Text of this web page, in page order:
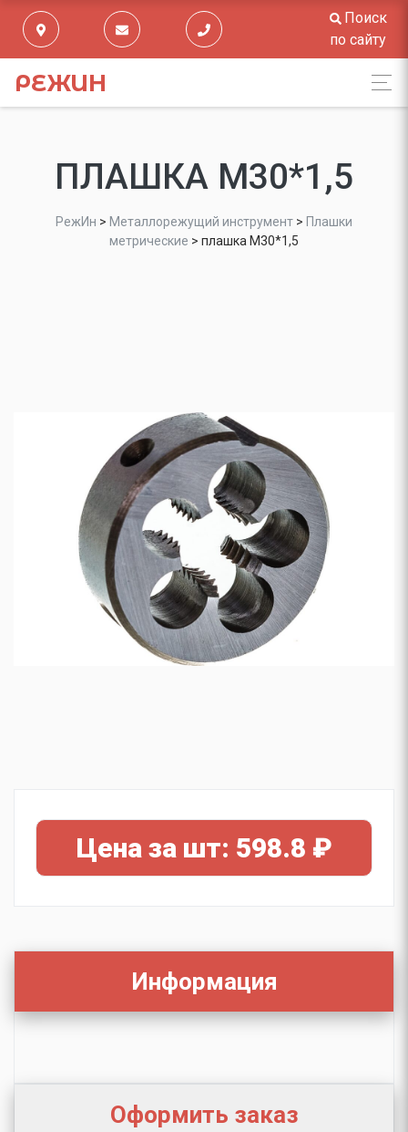
Поиск
по сайту
РЕЖИН
ПЛАШКА М30*1,5
РежИн > Металлорежущий инструмент > Плашки
метрические > плашка М30*1,5
Цена за шт: 598.8 ₽
Информация
Оформить заказ